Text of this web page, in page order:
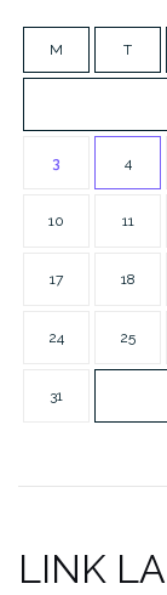
M T
3 4
10 11
17 18
24 25
31
LINK